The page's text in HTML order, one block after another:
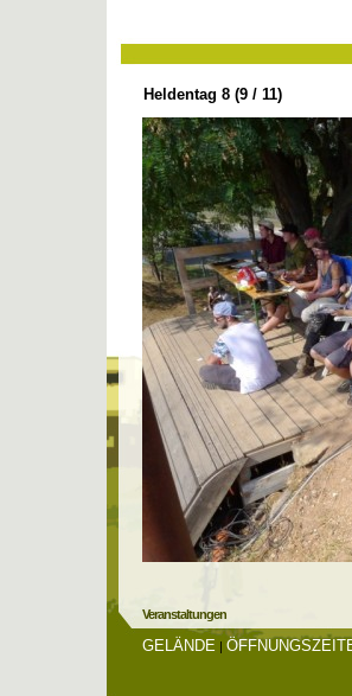
Heldentag 8 (9 / 11)
Veranstaltungen
GELÄNDE |